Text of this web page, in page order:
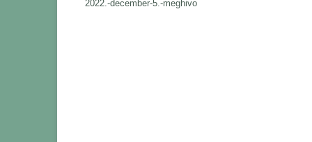
2022.-december-5.-meghivo